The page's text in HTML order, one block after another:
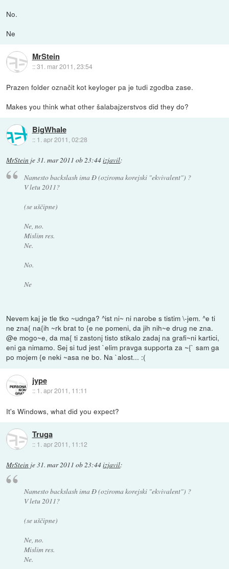
No.
Ne
MrStein
::31. mar 2011, 23:54
Prazen folder označit kot keyloger pa je tudi zgodba zase.
Makes you think what other šalabajzerstvos did they do?
BigWhale
:: 1. apr 2011, 02:28
MrStein je31. mar 2011 ob 23:44izjavil:
Namesto backslash ima Đ (oziroma korejski "ekvivalent") ?
V letu 2011?
(se uščipne)
Ne, no.
Mislim res.
Ne.
No.
Ne
Nevem kaj je tle tko ~udnga? ^ist ni~ ni narobe s tistim \-jem. ^e ti
ne zna{ na{ih ~rk brat to {e ne pomeni, da jih nih~e drug ne zna.
@e mogo~e, da ma{ ti zastonj tisto stikalo zadaj na grafi~ni kartici,
eni ga nimamo. Sej si tud jest `elim pravga supporta za ~{` sam ga
po mojem {e neki ~asa ne bo. Na `alost... :(
jype
:: 1. apr 2011, 11:11
It's Windows, what did you expect?
Truga
:: 1. apr 2011, 11:12
MrStein je31. mar 2011 ob 23:44izjavil:
Namesto backslash ima Đ (oziroma korejski "ekvivalent") ?
V letu 2011?
(se uščipne)
Ne, no.
Mislim res.
Ne.